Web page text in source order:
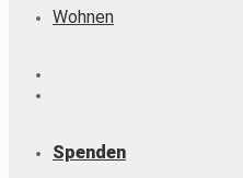
Wohnen
Spenden